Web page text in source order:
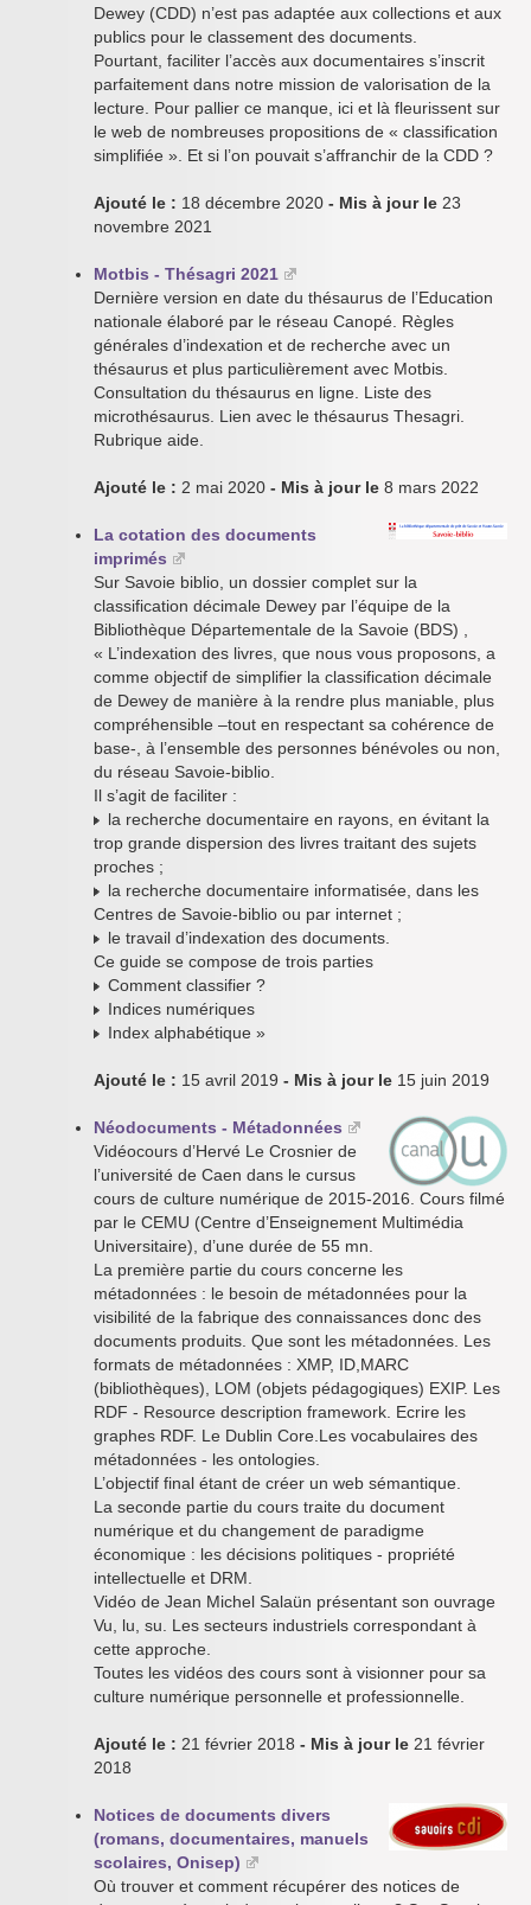
Dewey (CDD) n’est pas adaptée aux collections et aux
publics pour le classement des documents.
Pourtant, faciliter l’accès aux documentaires s’inscrit
parfaitement dans notre mission de valorisation de la
lecture. Pour pallier ce manque, ici et là fleurissent sur
le web de nombreuses propositions de « classification
simplifiée ». Et si l’on pouvait s’affranchir de la CDD ?
Ajouté le : 18 décembre 2020 - Mis à jour le 23
novembre 2021
Motbis - Thésagri 2021
Dernière version en date du thésaurus de l’Education
nationale élaboré par le réseau Canopé. Règles
générales d’indexation et de recherche avec un
thésaurus et plus particulièrement avec Motbis.
Consultation du thésaurus en ligne. Liste des
microthésaurus. Lien avec le thésaurus Thesagri.
Rubrique aide.
Ajouté le : 2 mai 2020 - Mis à jour le 8 mars 2022
La cotation des documents
imprimés
Sur Savoie biblio, un dossier complet sur la
classification décimale Dewey par l’équipe de la
Bibliothèque Départementale de la Savoie (BDS) ,
« L’indexation des livres, que nous vous proposons, a
comme objectif de simplifier la classification décimale
de Dewey de manière à la rendre plus maniable, plus
compréhensible –tout en respectant sa cohérence de
base-, à l’ensemble des personnes bénévoles ou non,
du réseau Savoie-biblio.
Il s’agit de faciliter :
la recherche documentaire en rayons, en évitant la
trop grande dispersion des livres traitant des sujets
proches ;
la recherche documentaire informatisée, dans les
Centres de Savoie-biblio ou par internet ;
le travail d’indexation des documents.
Ce guide se compose de trois parties
Comment classifier ?
Indices numériques
Index alphabétique »
Ajouté le : 15 avril 2019 - Mis à jour le 15 juin 2019
Néodocuments - Métadonnées
Vidéocours d’Hervé Le Crosnier de
l’université de Caen dans le cursus
cours de culture numérique de 2015-2016. Cours filmé
par le CEMU (Centre d’Enseignement Multimédia
Universitaire), d’une durée de 55 mn.
La première partie du cours concerne les
métadonnées : le besoin de métadonnées pour la
visibilité de la fabrique des connaissances donc des
documents produits. Que sont les métadonnées. Les
formats de métadonnées : XMP, ID,MARC
(bibliothèques), LOM (objets pédagogiques) EXIP. Les
RDF - Resource description framework. Ecrire les
graphes RDF. Le Dublin Core.Les vocabulaires des
métadonnées - les ontologies.
L’objectif final étant de créer un web sémantique.
La seconde partie du cours traite du document
numérique et du changement de paradigme
économique : les décisions politiques - propriété
intellectuelle et DRM.
Vidéo de Jean Michel Salaün présentant son ouvrage
Vu, lu, su. Les secteurs industriels correspondant à
cette approche.
Toutes les vidéos des cours sont à visionner pour sa
culture numérique personnelle et professionnelle.
Ajouté le : 21 février 2018 - Mis à jour le 21 février
2018
Notices de documents divers
(romans, documentaires, manuels
scolaires, Onisep)
Où trouver et comment récupérer des notices de